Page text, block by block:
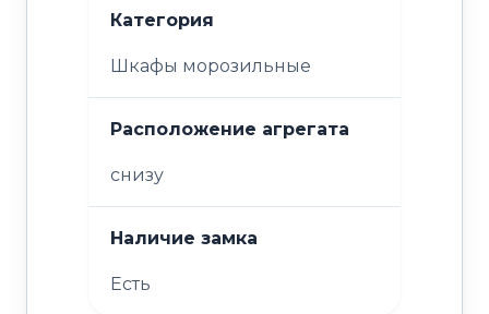
Категория
Шкафы морозильные
Расположение агрегата
снизу
Наличие замка
Есть